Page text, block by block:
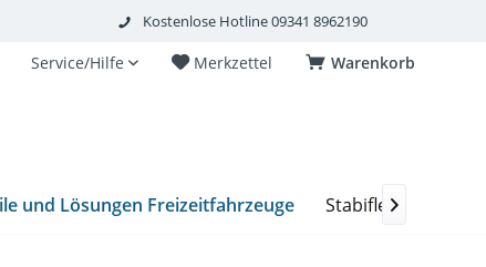
Kostenlose Hotline 09341 8962190
Warenkorb
Merkzettel
Service/Hilfe
und Lösungen Freizeitfahrzeuge Stabiflex